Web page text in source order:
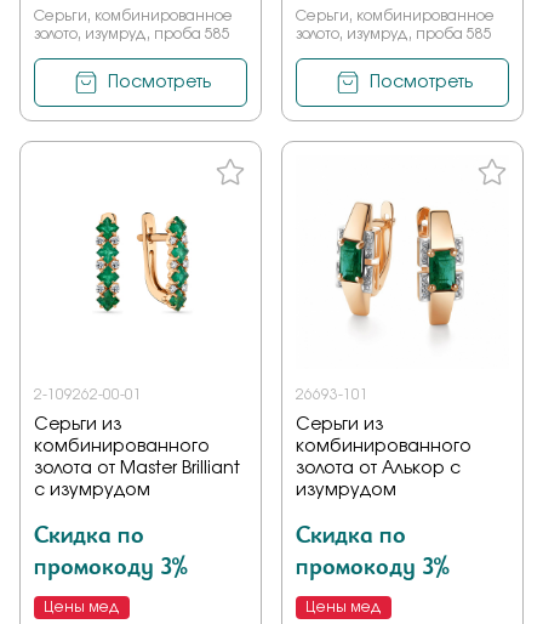
Серьги, комбинированное
золото, изумруд, проба 585
Посмотреть
Серьги, комбинированное
золото, изумруд, проба 585
Посмотреть
2-109262-00-01
Серьги из
комбинированного
золота от Master Brilliant
с изумрудом
Скидка по
промокоду 3%
Цены мед
26693-101
Серьги из
комбинированного
золота от Алькор с
изумрудом
Скидка по
промокоду 3%
Цены мед